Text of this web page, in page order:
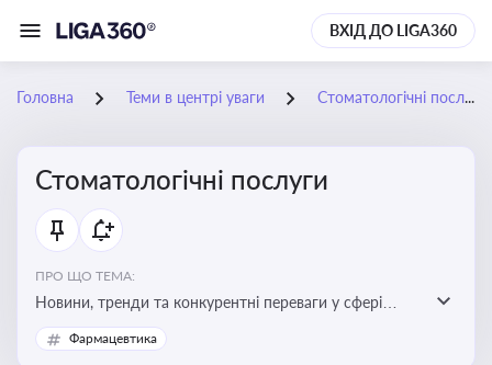
ВХІД ДО LIGA360
Головна Теми в центрі уваги Стоматологічні послуги
Стоматологічні послуги
ПРО ЩО ТЕМА:
Новини, тренди та конкурентні переваги у сфері
стоматологічних послуг. Використання новітніх
технологій та стратегій для покращення
Фармацевтика